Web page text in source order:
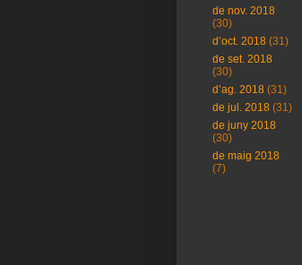
de nov. 2018
(30)
d’oct. 2018 (31)
de set. 2018
(30)
d’ag. 2018 (31)
de jul. 2018 (31)
de juny 2018
(30)
de maig 2018
(7)